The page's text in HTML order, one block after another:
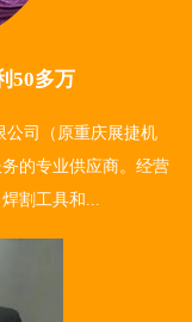
50多万
公司（原重庆展捷机
的专业供应商。经营
割工具和...